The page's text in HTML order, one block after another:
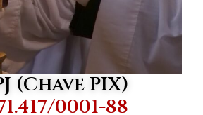
(Chave PIX)
0001-88